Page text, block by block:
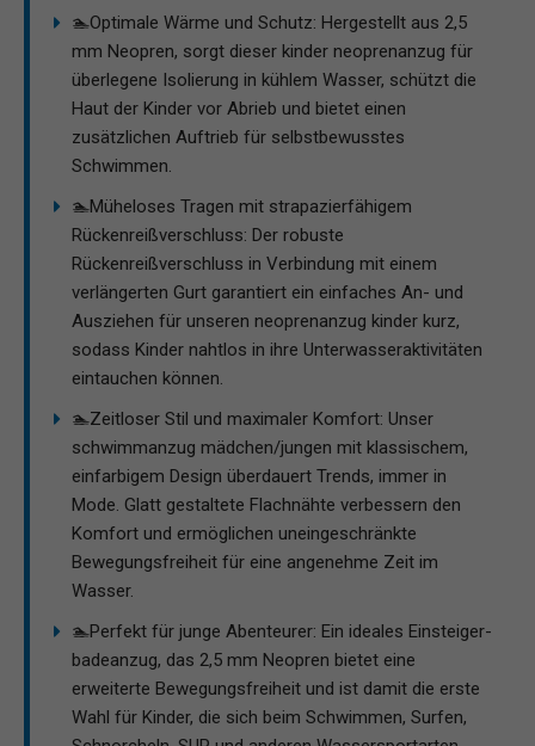
🏊Optimale Wärme und Schutz: Hergestellt aus 2,5
mm Neopren, sorgt dieser kinder neoprenanzug für
überlegene Isolierung in kühlem Wasser, schützt die
Haut der Kinder vor Abrieb und bietet einen
zusätzlichen Auftrieb für selbstbewusstes
Schwimmen.
🏊Müheloses Tragen mit strapazierfähigem
Rückenreißverschluss: Der robuste
Rückenreißverschluss in Verbindung mit einem
verlängerten Gurt garantiert ein einfaches An- und
Ausziehen für unseren neoprenanzug kinder kurz,
sodass Kinder nahtlos in ihre Unterwasseraktivitäten
eintauchen können.
🏊Zeitloser Stil und maximaler Komfort: Unser
schwimmanzug mädchen/jungen mit klassischem,
einfarbigem Design überdauert Trends, immer in
Mode. Glatt gestaltete Flachnähte verbessern den
Komfort und ermöglichen uneingeschränkte
Bewegungsfreiheit für eine angenehme Zeit im
Wasser.
🏊Perfekt für junge Abenteurer: Ein ideales Einsteiger-
badeanzug, das 2,5 mm Neopren bietet eine
erweiterte Bewegungsfreiheit und ist damit die erste
Wahl für Kinder, die sich beim Schwimmen, Surfen,